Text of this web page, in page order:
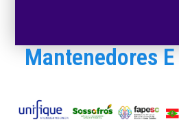
Mantenedores